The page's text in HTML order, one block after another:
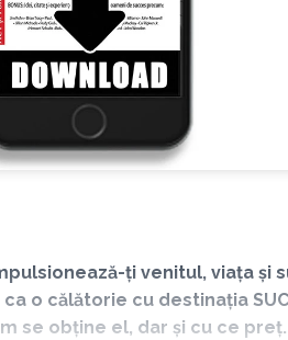
ți venitul, viața și
o călătorie cu destinația
se obține el, dar și cu ce